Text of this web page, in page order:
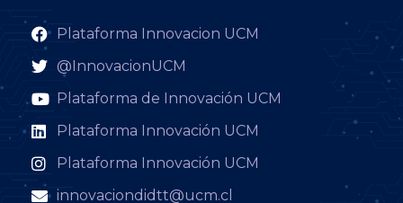
Plataforma Innovacion UCM
@InnovacionUCM
Plataforma de Innovación UCM
Plataforma Innovación UCM
Plataforma Innovación UCM
innovaciondidtt@ucm.cl